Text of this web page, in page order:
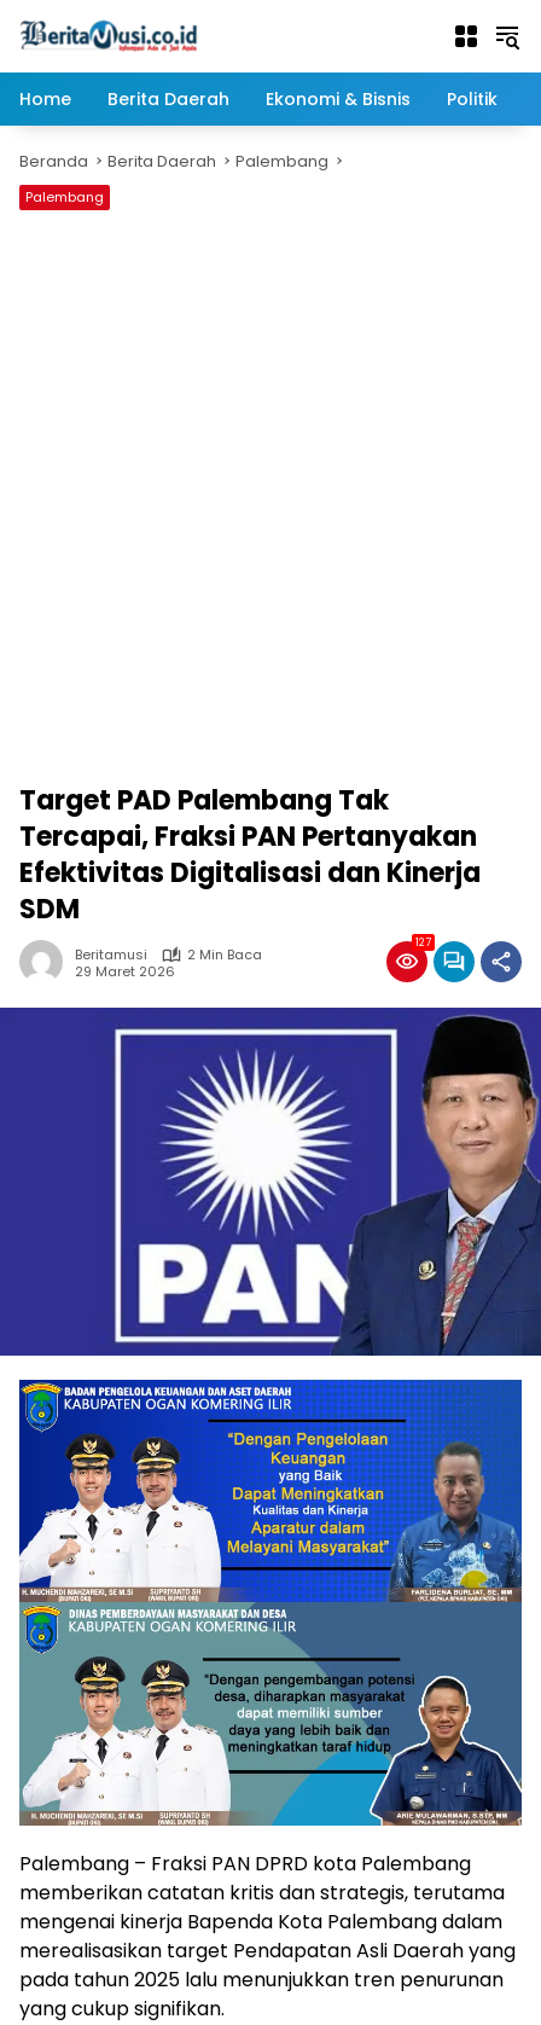
Home
Berita Daerah Ekonomi & Bisnis Politik
Beranda Berita Daerah Palembang
Palembang
Target PAD Palembang Tak
Tercapai, Fraksi PAN Pertanyakan
Efektivitas Digitalisasi dan Kinerja
SDM
Beritamusi
2 Min Baca
29 Maret 2026
127
Palembang – Fraksi PAN DPRD kota Palembang
memberikan catatan kritis dan strategis, terutama
mengenai kinerja Bapenda Kota Palembang dalam
merealisasikan target Pendapatan Asli Daerah yang
pada tahun 2025 lalu menunjukkan tren penurunan
yang cukup signifikan.